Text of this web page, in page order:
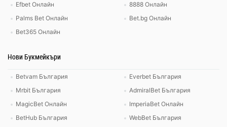
Efbet Онлайн
Palms Bet Онлайн
Bet365 Онлайн
8888 Онлайн
Bet.bg Онлайн
Нови Букмейкъри
Betvam България
Mrbit България
MagicBet Онлайн
BetHub България
Everbet България
AdmiralBet България
ImperiaBet Онлайн
WebBet България